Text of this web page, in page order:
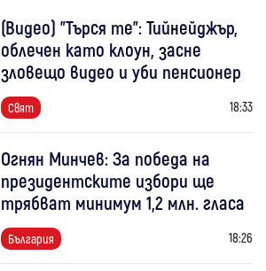
(Видео) "Търся те": Тийнейджър,
облечен като клоун, засне
зловещо видео и уби пенсионер
Свят 18:33
Огнян Минчев: За победа на
президентските избори ще
трябват минимум 1,2 млн. гласа
България 18:26